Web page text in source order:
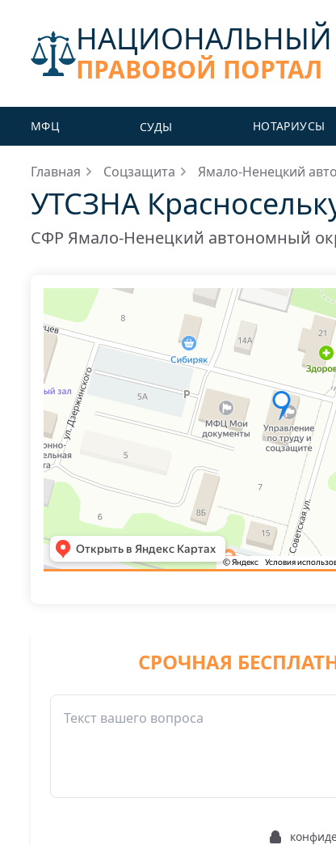
НАЦИОНАЛЬНЫЙ
ПРАВОВОЙ ПОРТАЛ
МФЦ СУДЫ НОТАРИУСЫ
Главная Соцзащита Ямало-Ненецкий
УТСЗНА
СФР Ямало-Ненецкий автономный
СРОЧНАЯ